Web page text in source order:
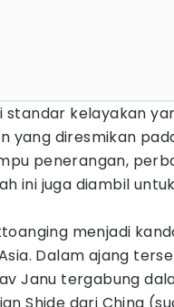
standar kelayakan
yang diresmikan
penerangan,
ini juga diambil
menjadi
Dalam ajang
Janu tergabung